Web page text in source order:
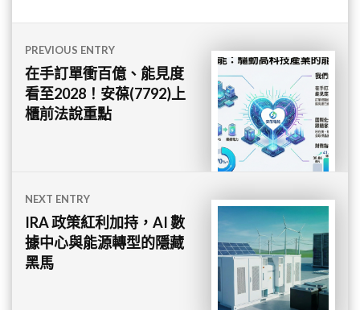
文
章
導
PREVIOUS ENTRY
在手訂單衝百億、能見度
看至2028！安葆(7792)上
櫃前法說重點
NEXT ENTRY
IRA 政策紅利加持，AI 數
據中心與能源轉型的隱藏
黑馬